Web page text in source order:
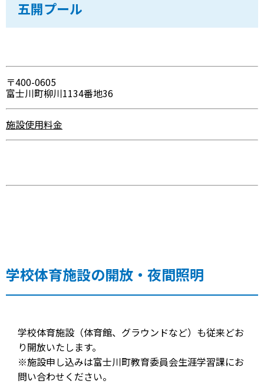
五開プール
〒400-0605
富士川町柳川1134番地36
施設使用料金
学校体育施設の開放・夜間照明
学校体育施設（体育館、グラウンドなど）も従来どお
り開放いたします。
※施設申し込みは富士川町教育委員会生涯学習課にお
問い合わせください。